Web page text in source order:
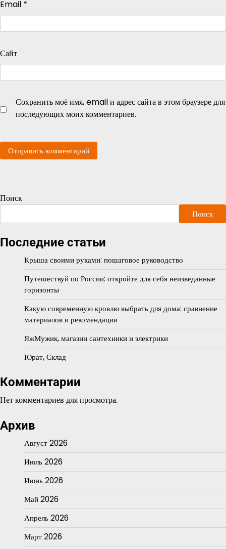
Email *
Сайт
Сохранить моё имя, email и адрес сайта в этом браузере для
последующих моих комментариев.
Поиск
Поиск
Последние статьи
Крыша своими руками: пошаговое руководство
Путешествуй по России: откройте для себя неизведанные
горизонты
Какую современную кровлю выбрать для дома: сравнение
материалов и рекомендации
ЯжМужик, магазин сантехники и электрики
Юрат, Склад
Комментарии
Нет комментариев для просмотра.
Архив
Август 2026
Июль 2026
Июнь 2026
Май 2026
Апрель 2026
Март 2026